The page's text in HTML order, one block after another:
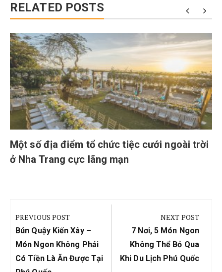
RELATED POSTS
Một số địa điểm tổ chức tiệc cưới ngoài trời
ở Nha Trang cực lãng mạn
hướng
bài
viết
PREVIOUS POST
Previous
Post:
Bún Quậy Kiến Xây –
Món Ngon Không Phải
Có Tiền Là Ăn Được Tại
NEXT POST
Next
Post:
7 Nơi, 5 Món Ngon
Không Thể Bỏ Qua
Khi Du Lịch Phú Quốc